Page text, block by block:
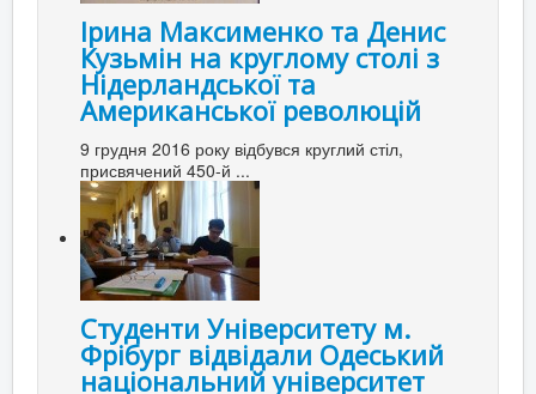
Ірина Максименко та Денис
Кузьмін на круглому столі з
Нідерландської та
Американської революцій
9 грудня 2016 року відбувся круглий стіл,
присвячений 450-й ...
Студенти Університету м.
Фрібург відвідали Одеський
національний університет